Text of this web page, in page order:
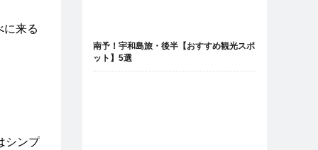
に来る
シンプ
南予！宇和島旅・後半【おすすめ観光スポ
ット】5選